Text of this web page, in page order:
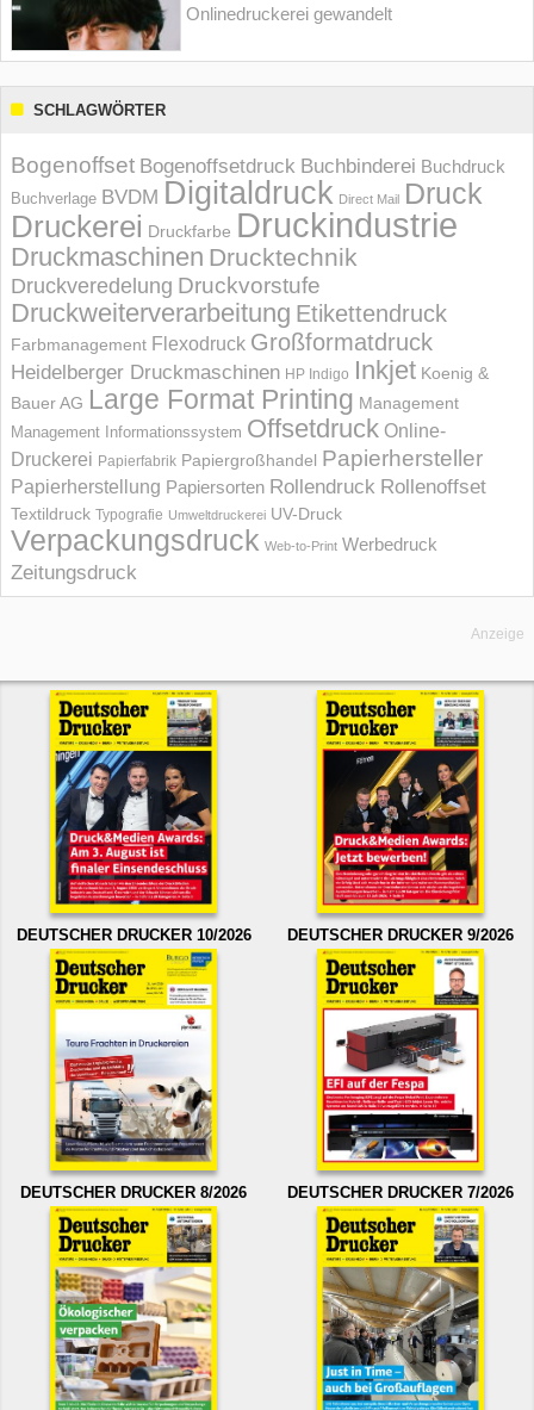
Onlinedruckerei gewandelt
SCHLAGWÖRTER
Bogenoffset Bogenoffsetdruck Buchbinderei Buchdruck
Buchverlage BVDM Digitaldruck Direct Mail Druck
Druckerei Druckfarbe Druckindustrie
Druckmaschinen Drucktechnik
Druckveredelung Druckvorstufe
Druckweiterverarbeitung Etikettendruck
Farbmanagement Flexodruck Großformatdruck
Heidelberger Druckmaschinen HP Indigo Inkjet Koenig &
Bauer AG Large Format Printing Management
Management Informations­system Offsetdruck Online-
Druckerei Papierfabrik Papiergroßhandel Papierhersteller
Papierherstellung Papiersorten Rollendruck Rollenoffset
Textildruck Typografie Umweltdruckerei UV-Druck
Verpackungsdruck Web-to-Print Werbedruck
Zeitungsdruck
Anzeige
DEUTSCHER DRUCKER 10/2026 DEUTSCHER DRUCKER 9/2026
DEUTSCHER DRUCKER 8/2026 DEUTSCHER DRUCKER 7/2026